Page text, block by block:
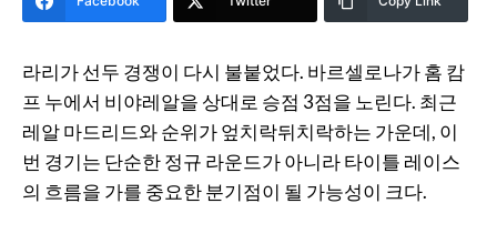
라리가 선두 경쟁이 다시 불붙었다. 바르셀로나가 홈 캄
프 누에서 비야레알을 상대로 승점 3점을 노린다. 최근
레알 마드리드와 순위가 엎치락뒤치락하는 가운데, 이
번 경기는 단순한 정규 라운드가 아니라 타이틀 레이스
의 흐름을 가를 중요한 분기점이 될 가능성이 크다.